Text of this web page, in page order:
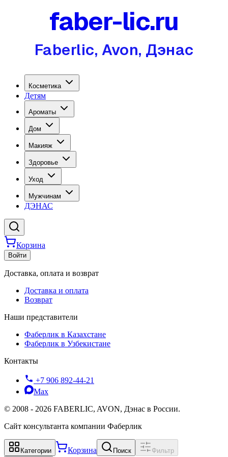
faber-lic.ru
Faberlic, Avon, Дэнас
Косметика
Детям
Ароматы
Дом
Макияж
Здоровье
Уход
Мужчинам
ДЭНАС
Корзина
Войти
Доставка, оплата и возврат
Доставка и оплата
Возврат
Наши представители
Фаберлик в Казахстане
Фаберлик в Узбекистане
Контакты
+7 906 892-44-21
Max
© 2008 - 2026 FABERLIC, AVON, Дэнас в России.
Сайт консультанта компании Фаберлик
Категории Корзина Поиск Фильтр